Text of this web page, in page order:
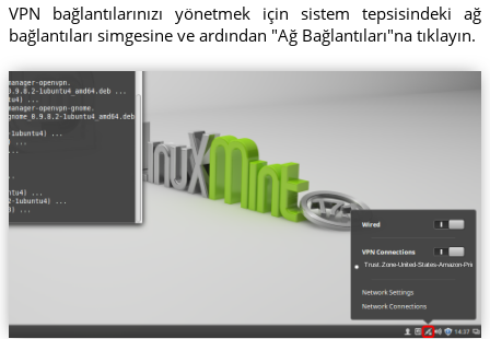
VPN bağlantılarınızı yönetmek için sistem tepsisindeki ağ
bağlantıları simgesine ve ardından "Ağ Bağlantıları"na tıklayın.
Trust.Zone-United-States-Amazon-Prime-